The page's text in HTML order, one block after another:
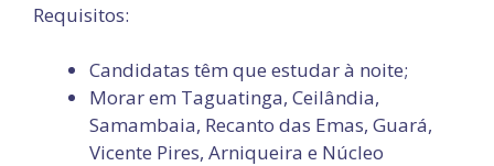
Requisitos:
Candidatas têm que estudar à noite;
Morar em Taguatinga, Ceilândia,
Samambaia, Recanto das Emas, Guará,
Vicente Pires, Arniqueira e Núcleo